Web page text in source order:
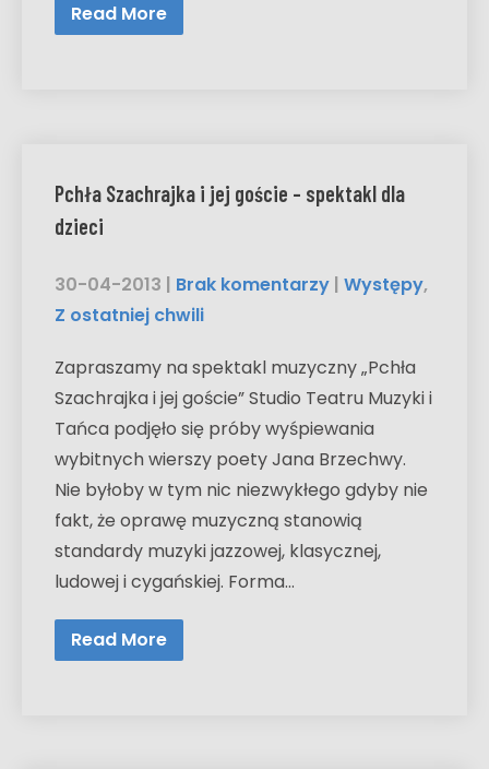
Read More
Pchła Szachrajka i jej goście – spektakl dla
dzieci
30-04-2013 | Brak komentarzy | Występy,
Z ostatniej chwili
Zapraszamy na spektakl muzyczny „Pchła
Szachrajka i jej goście” Studio Teatru Muzyki i
Tańca podjęło się próby wyśpiewania
wybitnych wierszy poety Jana Brzechwy.
Nie byłoby w tym nic niezwykłego gdyby nie
fakt, że oprawę muzyczną stanowią
standardy muzyki jazzowej, klasycznej,
ludowej i cygańskiej. Forma…
Read More